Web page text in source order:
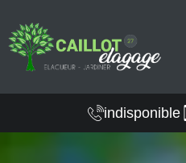
indisponible